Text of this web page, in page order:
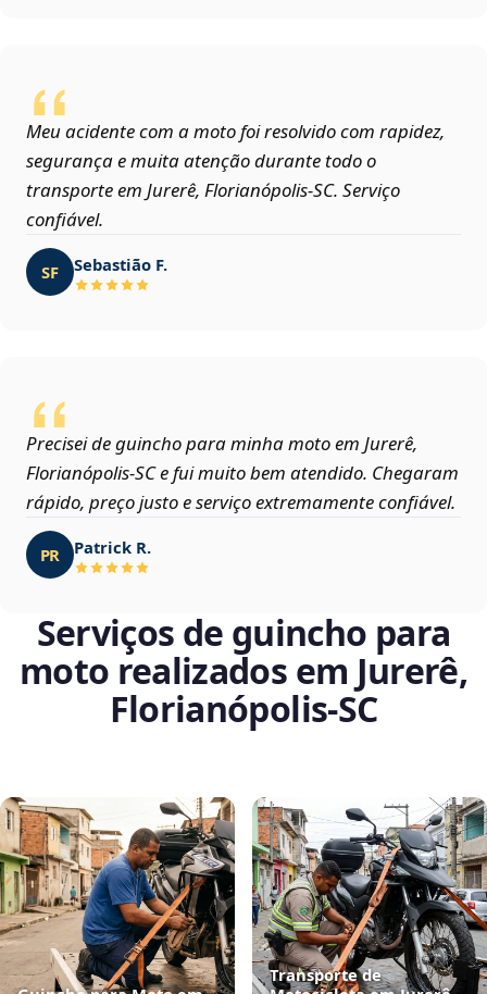
Meu acidente com a moto foi resolvido com rapidez,
segurança e muita atenção durante todo o
transporte em Jurerê, Florianópolis‑SC. Serviço
confiável.
SF Sebastião F.
Precisei de guincho para minha moto em Jurerê,
Florianópolis‑SC e fui muito bem atendido. Chegaram
rápido, preço justo e serviço extremamente confiável.
PR Patrick R.
Serviços de guincho para
moto realizados em Jurerê,
Florianópolis‑SC
Transporte de